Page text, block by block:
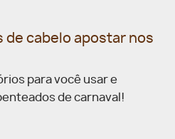
de cabelo apostar nos
para você usar e
de carnaval!